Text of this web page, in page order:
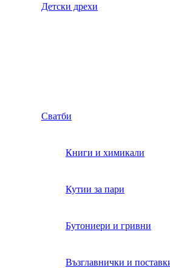
Детски дрехи
Сватби
Книги и химикали
Кутии за пари
Бутониери и гривни
Възглавнички и